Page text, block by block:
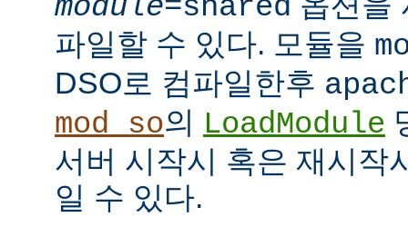
module=shared
파일할 수 있다. 모듈을
DSO로 컴파일한후
mod_so의 LoadModule
서버 시작시 혹은 재시작
일 수 있다.